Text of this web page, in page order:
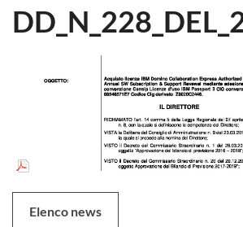
Elenco news